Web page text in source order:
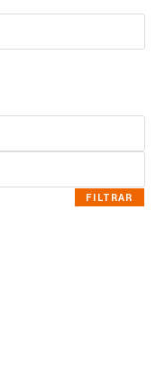
FILTRAR